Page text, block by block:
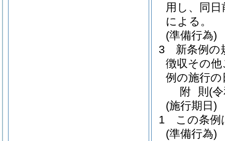
用し、同
による。
(準備行為)
3
新条例の
徴収その
例の施行
附 則 (
(施行期日)
1
この条例
(準備行為)